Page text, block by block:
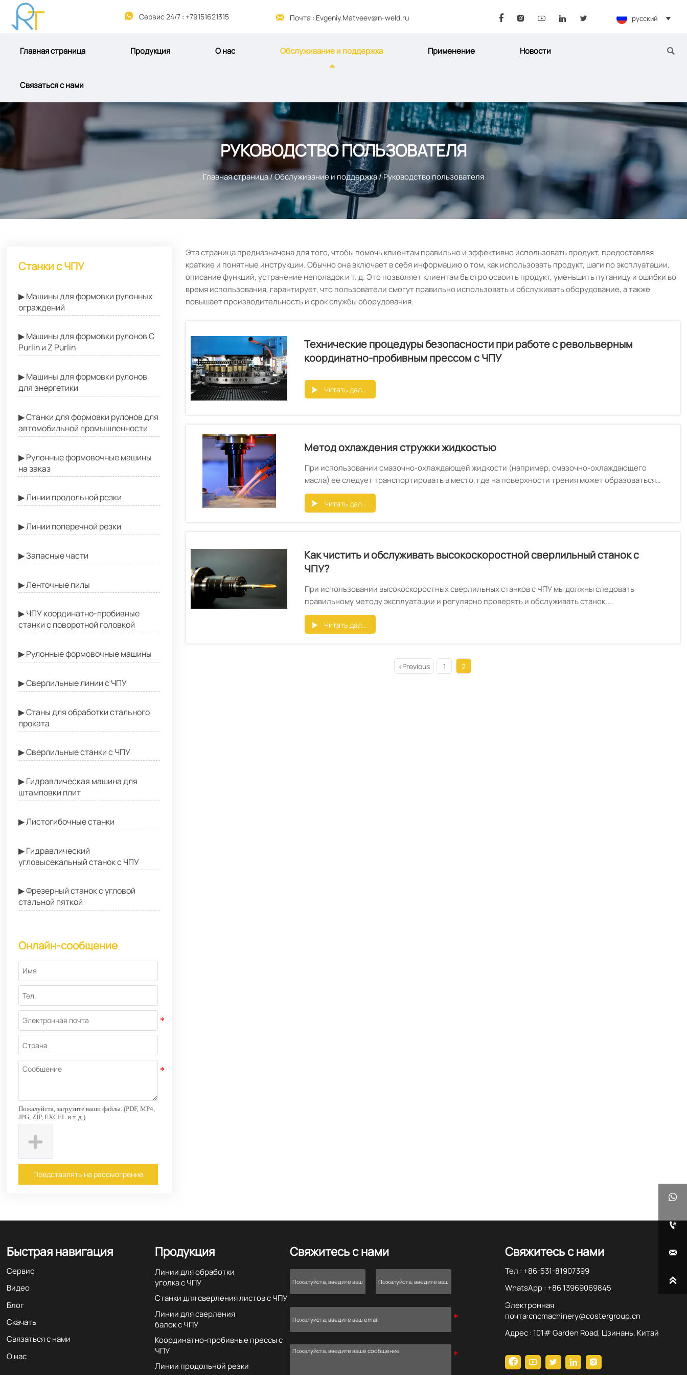
 Сервис 24/7 : +79151621315  Почта : Evgeniy.Matveev@n-weld.ru      русский 
Главная страница Продукция О нас Обслуживание и поддержка Применение Новости
Связаться с нами

РУКОВОДСТВО ПОЛЬЗОВАТЕЛЯ
Главная страница/Обслуживание и поддержка/Руководство пользователя
Станки с ЧПУ
▶ Машины для формовки рулонных
ограждений
▶ Машины для формовки рулонов C
Purlin и Z Purlin
▶ Машины для формовки рулонов
для энергетики
▶ Станки для формовки рулонов для
автомобильной промышленности
▶ Рулонные формовочные машины
на заказ
▶ Линии продольной резки
▶ Линии поперечной резки
▶ Запасные части
▶ Ленточные пилы
▶ ЧПУ координатно-пробивные
станки с поворотной головкой
▶ Рулонные формовочные машины
▶ Сверлильные линии с ЧПУ
▶ Станы для обработки стального
проката
▶ Сверлильные станки с ЧПУ
▶ Гидравлическая машина для
штамповки плит
▶ Листогибочные станки
▶ Гидравлический
угловысекальный станок с ЧПУ
▶ Фрезерный станок с угловой
стальной пяткой
Онлайн-сообщение
Пожалуйста, загрузите ваши файлы. (PDF, MP4,
JPG, ZIP, EXCEL и т. д.)
Представлять на рассмотрение
Эта страница предназначена для того, чтобы помочь клиентам правильно и эффективно использовать продукт, предоставляя
краткие и понятные инструкции. Обычно она включает в себя информацию о том, как использовать продукт, шаги по эксплуатации,
описание функций, устранение неполадок и т. д. Это позволяет клиентам быстро освоить продукт, уменьшить путаницу и ошибки во
время использования, гарантирует, что пользователи смогут правильно использовать и обслуживать оборудование, а также
повышает производительность и срок службы оборудования.
Технические процедуры безопасности при работе с револьверным
координатно-пробивным прессом с ЧПУ
 Читать далее
Метод охлаждения стружки жидкостью
При использовании смазочно-охлаждающей жидкости (например, смазочно-охлаждающего
масла) ее следует транспортировать в место, где на поверхности трения может образоваться
масляная пленка. Напротив, если выбранная смазочно-охлаждающая жидкость предназначена в
основном для охлаждения (например, смазочно-охлаждающая жидкость на водной основе),
 Читать далее
Как чистить и обслуживать высокоскоростной сверлильный станок с
ЧПУ?
При использовании высокоскоростных сверлильных станков с ЧПУ мы должны следовать
правильному методу эксплуатации и регулярно проверять и обслуживать станок.
 Читать далее
<Previous 1 2
Быстрая навигация
Сервис
Видео
Блог
Скачать
Связаться с нами
О нас
Продукция
Линии для обработки
уголка с ЧПУ
Станки для сверления листов с ЧПУ
Линии для сверления
балок с ЧПУ
Координатно-пробивные прессы с
ЧПУ
Линии продольной резки
Свяжитесь с нами Свяжитесь с нами
Тел : +86-531-81907399
WhatsApp : +86 13969069845
Электронная
почта:cncmachinery@costergroup.cn
Адрес : 101# Garden Road, Цзинань, Китай
    



